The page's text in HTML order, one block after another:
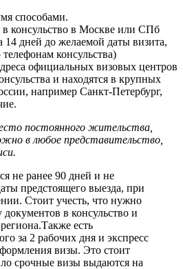
способами.
в консульство в Москве или СПб
14 дней до желаемой даты визита,
консульства)
официальных визовых центров
и находятся в крупных
например Санкт-Петербург,
постоянного жительства,
в любое представительство,
не ранее 90 дней и не
предстоящего выезда, при
Стоит учесть, что нужно
в консульство и
есть
за 2 рабочих дня и экспресс
визы. Это стоит
срочные визы выдаются на